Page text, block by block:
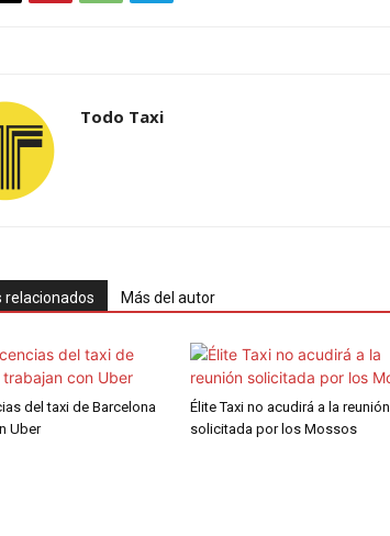
Todo Taxi
relacionados Más del autor
del taxi de Barcelona
Uber
Élite Taxi no acudirá a la reunión
solicitada por los Mossos